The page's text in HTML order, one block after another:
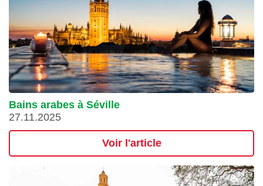
Bains arabes à Séville
27.11.2025
Voir l'article